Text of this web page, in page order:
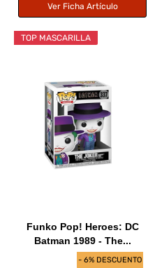
Ver Ficha Artículo
- 6% DESCUENTO
TOP MASCARILLA
Funko Pop! Heroes: DC
Batman 1989 - The...